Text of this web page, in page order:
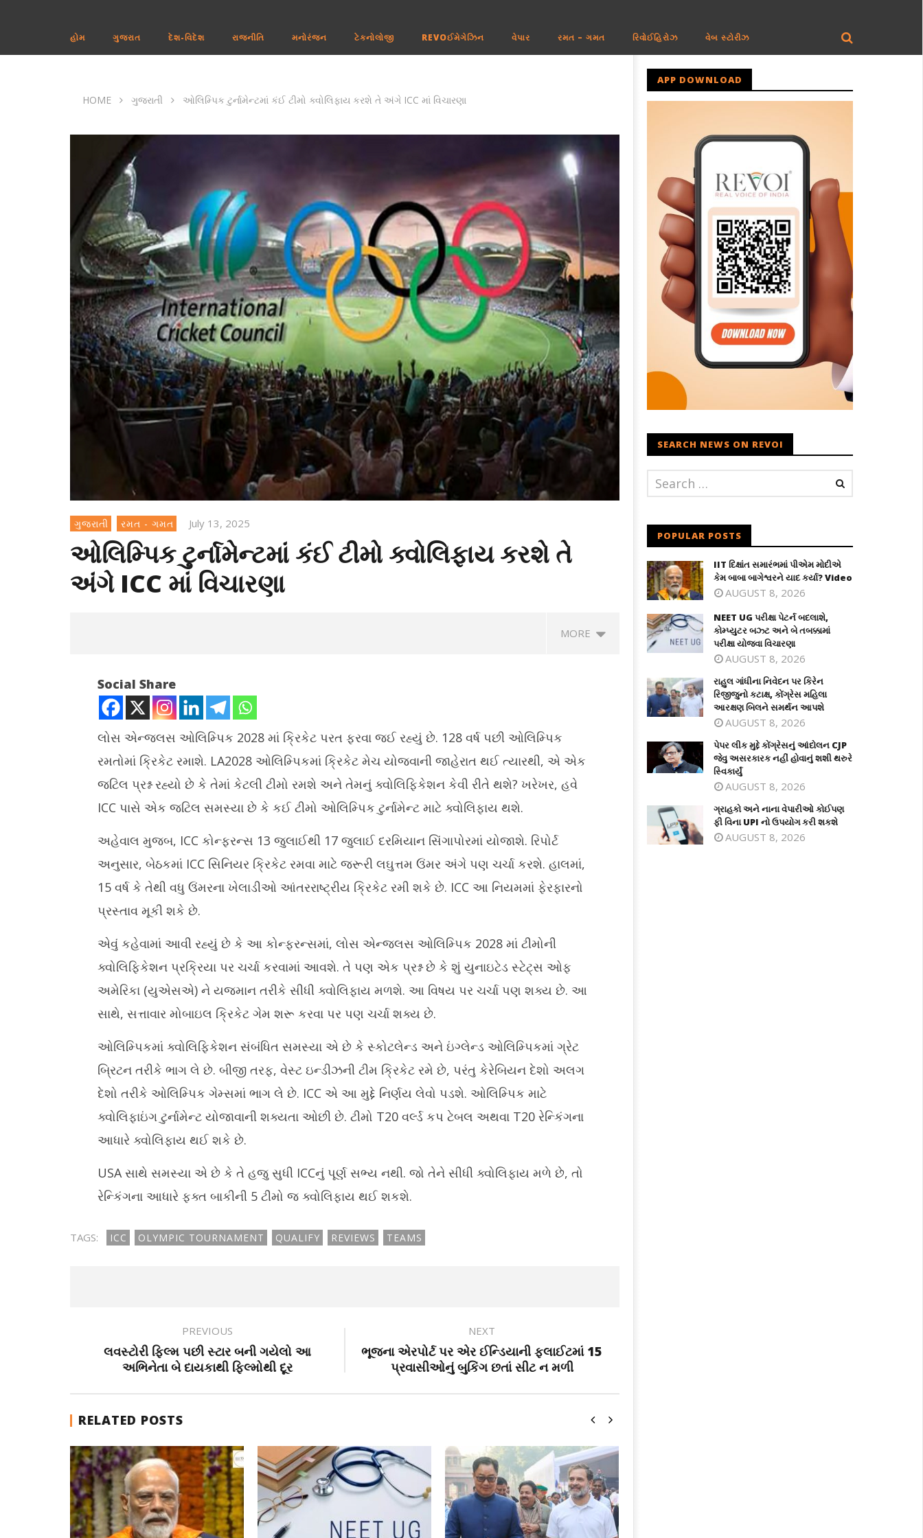
હોમ ગુજરાત દેશ-વિદેશ રાજનીતિ મનોરંજન ટેકનોલોજી REVOઈમેગેઝિન વેપાર રમત – ગમત રિવોઈહિરોઝ વેબ સ્ટોરીઝ
HOME ગુજરાતી ઓલિમ્પિક ટુર્નામેન્ટમાં કંઈ ટીમો ક્વોલિફાય કરશે તે અંગે ICC માં વિચારણા
ગુજરાતી રમત - ગમત July 13, 2025
ઓલિમ્પિક ટુર્નામેન્ટમાં કંઈ ટીમો ક્વોલિફાય કરશે તે
અંગે ICC માં વિચારણા
MORE
NOW VIEWING
ઓલિમ્પિક ટુર્નામેન્ટમાં કંઈ ટીમો ક્વોલિફાય
કરશે તે અંગે ICC માં વિચારણા
13,
2025
IIT દિક્ષાંત સમારંભમાં પીએમ મોદીએ કેમ
બાબા બાગેશ્વરને યાદ કર્યા? Video
13,
2025
NEET UG પરીક્ષા પેટર્ન બદલાશે, કોમ્પ્યુટર
બઝ્ટ અને બે તબક્કામાં પરીક્ષા યોજવા
July
13,
રાહુલ ગાંધીના નિવેદન પર કિરેન રિજીજુનો
કટાક્ષ, કોંગ્રેસ મહિલા આરક્ષણ બિલને
સમર્થન આપશે
અસરકારક નહીં હોવાનું શશી થરુરે
July
13,
2025
Social Share
લોસ એન્જલસ ઓલિમ્પિક 2028 માં ક્રિકેટ પરત ફરવા જઈ રહ્યું છે. 128 વર્ષ પછી ઓલિમ્પિક
રમતોમાં ક્રિકેટ રમાશે. LA2028 ઓલિમ્પિકમાં ક્રિકેટ મેચ યોજવાની જાહેરાત થઈ ત્યારથી, એ એક
જટિલ પ્રશ્ન રહ્યો છે કે તેમાં કેટલી ટીમો રમશે અને તેમનું ક્વોલિફિકેશન કેવી રીતે થશે? ખરેખર, હવે
ICC પાસે એક જટિલ સમસ્યા છે કે કઈ ટીમો ઓલિમ્પિક ટુર્નામેન્ટ માટે ક્વોલિફાય થશે.
અહેવાલ મુજબ, ICC કોન્ફરન્સ 13 જુલાઈથી 17 જુલાઈ દરમિયાન સિંગાપોરમાં યોજાશે. રિપોર્ટ
અનુસાર, બેઠકમાં ICC સિનિયર ક્રિકેટ રમવા માટે જરૂરી લઘુત્તમ ઉંમર અંગે પણ ચર્ચા કરશે. હાલમાં,
15 વર્ષ કે તેથી વધુ ઉંમરના ખેલાડીઓ આંતરરાષ્ટ્રીય ક્રિકેટ રમી શકે છે. ICC આ નિયમમાં ફેરફારનો
પ્રસ્તાવ મૂકી શકે છે.
એવું કહેવામાં આવી રહ્યું છે કે આ કોન્ફરન્સમાં, લોસ એન્જલસ ઓલિમ્પિક 2028 માં ટીમોની
ક્વોલિફિકેશન પ્રક્રિયા પર ચર્ચા કરવામાં આવશે. તે પણ એક પ્રશ્ન છે કે શું યુનાઇટેડ સ્ટેટ્સ ઓફ
અમેરિકા (યુએસએ) ને યજમાન તરીકે સીધી ક્વોલિફાય મળશે. આ વિષય પર ચર્ચા પણ શક્ય છે. આ
સાથે, સત્તાવાર મોબાઇલ ક્રિકેટ ગેમ શરૂ કરવા પર પણ ચર્ચા શક્ય છે.
ઓલિમ્પિકમાં ક્વોલિફિકેશન સંબંધિત સમસ્યા એ છે કે સ્કોટલેન્ડ અને ઇંગ્લેન્ડ ઓલિમ્પિકમાં ગ્રેટ
બ્રિટન તરીકે ભાગ લે છે. બીજી તરફ, વેસ્ટ ઇન્ડીઝની ટીમ ક્રિકેટ રમે છે, પરંતુ કેરેબિયન દેશો અલગ
દેશો તરીકે ઓલિમ્પિક ગેમ્સમાં ભાગ લે છે. ICC એ આ મુદ્દે નિર્ણય લેવો પડશે. ઓલિમ્પિક માટે
ક્વોલિફાઇંગ ટુર્નામેન્ટ યોજાવાની શક્યતા ઓછી છે. ટીમો T20 વર્લ્ડ કપ ટેબલ અથવા T20 રેન્કિંગના
આધારે ક્વોલિફાય થઈ શકે છે.
USA સાથે સમસ્યા એ છે કે તે હજુ સુધી ICCનું પૂર્ણ સભ્ય નથી. જો તેને સીધી ક્વોલિફાય મળે છે, તો
રેન્કિંગના આધારે ફક્ત બાકીની 5 ટીમો જ ક્વોલિફાય થઈ શકશે.
TAGS: ICC OLYMPIC TOURNAMENT QUALIFY REVIEWS TEAMS
PREVIOUS
લવસ્ટોરી ફિલ્મ પછી સ્ટાર બની ગયેલો આ
અભિનેતા બે દાયકાથી ફિલ્મોથી દૂર
NEXT
ભૂજના એરપોર્ટ પર એર ઈન્ડિયાની ફ્લાઈટમાં 15
પ્રવાસીઓનું બુકિંગ છતાં સીટ ન મળી
RELATED POSTS
APP DOWNLOAD
SEARCH NEWS ON REVOI
POPULAR POSTS
IIT દિક્ષાંત સમારંભમાં પીએમ મોદીએ
કેમ બાબા બાગેશ્વરને યાદ કર્યા? Video
AUGUST 8, 2026
NEET UG પરીક્ષા પેટર્ન બદલાશે,
કોમ્પ્યુટર બઝ્ટ અને બે તબક્કામાં
પરીક્ષા યોજવા વિચારણા
AUGUST 8, 2026
રાહુલ ગાંધીના નિવેદન પર કિરેન
રિજીજુનો કટાક્ષ, કોંગ્રેસ મહિલા
આરક્ષણ બિલને સમર્થન આપશે
AUGUST 8, 2026
પેપર લીક મુદ્દે કોંગ્રેસનું આંદોલન CJP
જેવુ અસરકારક નહીં હોવાનું શશી થરુરે
સ્વિકાર્યું
AUGUST 8, 2026
ગ્રાહકો અને નાના વેપારીઓ કોઈપણ
ફી વિના UPI નો ઉપયોગ કરી શકશે
AUGUST 8, 2026